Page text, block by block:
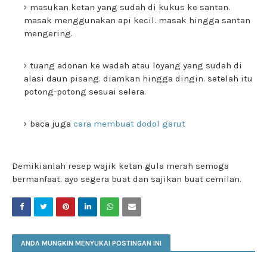
masukan ketan yang sudah di kukus ke santan.
masak menggunakan api kecil. masak hingga santan
mengering.
tuang adonan ke wadah atau loyang yang sudah di
alasi daun pisang. diamkan hingga dingin. setelah itu
potong-potong sesuai selera.
baca juga cara membuat dodol garut
Demikianlah resep wajik ketan gula merah semoga
bermanfaat. ayo segera buat dan sajikan buat cemilan.
ANDA MUNGKIN MENYUKAI POSTINGAN INI